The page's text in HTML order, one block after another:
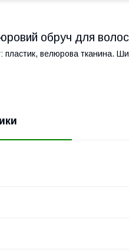
обруч для
пластик, велюрова тканина.